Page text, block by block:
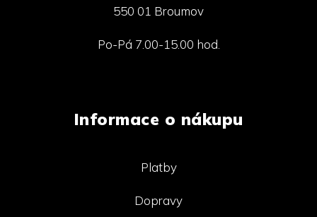
550 01 Broumov
Po-Pá 7.00-15.00 hod.
Informace o nákupu
Platby
Dopravy